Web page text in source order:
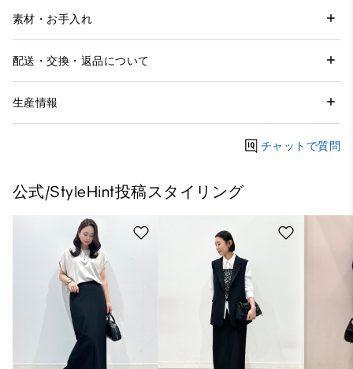
素材・お手入れ
配送・交換・返品について
生産情報
チャットで質問
公式/StyleHint投稿スタイリング